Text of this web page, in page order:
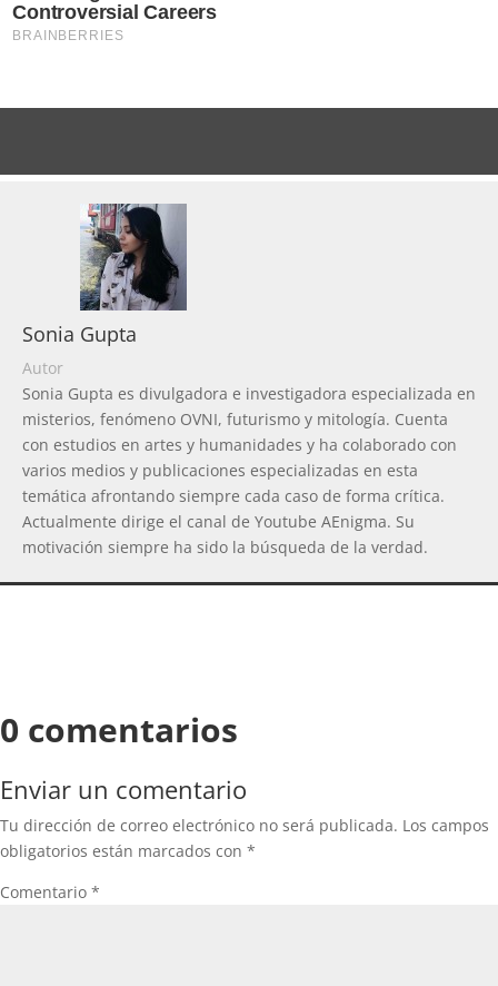
Sonia Gupta
Autor
Sonia Gupta es divulgadora e investigadora especializada en
misterios, fenómeno OVNI, futurismo y mitología. Cuenta
con estudios en artes y humanidades y ha colaborado con
varios medios y publicaciones especializadas en esta
temática afrontando siempre cada caso de forma crítica.
Actualmente dirige el canal de Youtube AEnigma. Su
motivación siempre ha sido la búsqueda de la verdad.
0 comentarios
Enviar un comentario
Tu dirección de correo electrónico no será publicada. Los campos
obligatorios están marcados con *
Comentario *